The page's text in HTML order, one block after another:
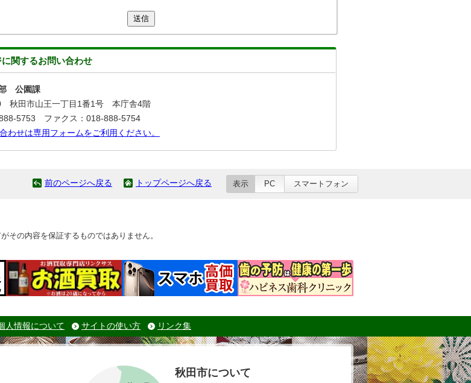
送信
関するお問い合わせ
公園課
秋田市山王一丁目1番1号 本庁舎4階
5753 ファクス：018-888-5754
わせは専用フォームをご利用ください。
前のページへ戻る トップページへ戻る 表示 PC スマートフォン
その内容を保証するものではありません。
人情報について サイトの使い方 リンク集
秋田市について